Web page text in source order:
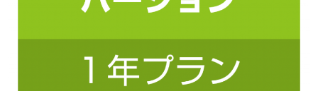
お問い合わせ